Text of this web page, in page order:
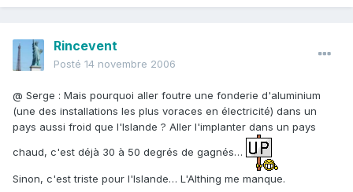
Rincevent
Posté 14 novembre 2006
@ Serge : Mais pourquoi aller foutre une fonderie d'aluminium
(une des installations les plus voraces en électricité) dans un
pays aussi froid que l'Islande ? Aller l'implanter dans un pays
chaud, c'est déjà 30 à 50 degrés de gagnés…
Sinon, c'est triste pour l'Islande… L'Althing me manque.